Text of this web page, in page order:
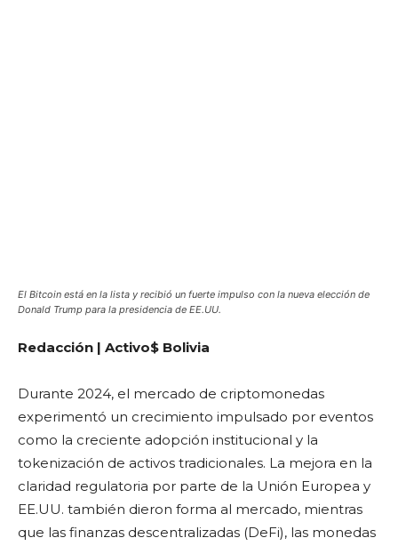
El Bitcoin está en la lista y recibió un fuerte impulso con la nueva elección de
Donald Trump para la presidencia de EE.UU.
Redacción | Activo$ Bolivia
Durante 2024, el mercado de criptomonedas
experimentó un crecimiento impulsado por eventos
como la creciente adopción institucional y la
tokenización de activos tradicionales. La mejora en la
claridad regulatoria por parte de la Unión Europea y
EE.UU. también dieron forma al mercado, mientras
que las finanzas descentralizadas (DeFi), las monedas